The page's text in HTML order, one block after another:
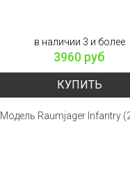
в наличии 3 и более
3960 руб
КУПИТЬ
Модель Raumjager Infantry